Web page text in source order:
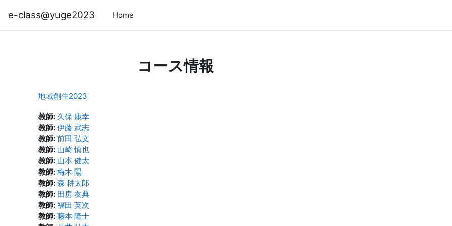
e-class@yuge2023 Home
コース情報
地域創生2023
教師: 久保 康幸
教師:伊藤 武志
教師:前田 弘文
教師: 山崎 慎也
教師: 山本 健太
教師:梅木 陽
教師:森 耕太郎
教師: 田房 友典
教師:福田 英次
教師:藤本 隆士